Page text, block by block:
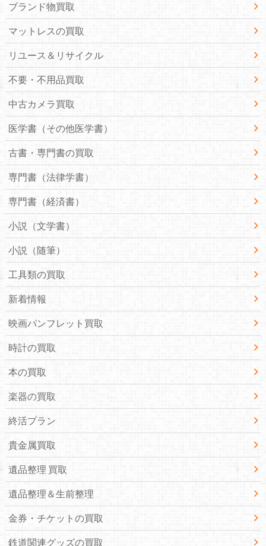
ブランド物買取
マットレスの買取
リユース＆リサイクル
不要・不用品買取
中古カメラ買取
医学書（その他医学書）
古書・専門書の買取
専門書（法律学書）
専門書（経済書）
小説（文学書）
小説（随筆）
工具類の買取
新着情報
映画パンフレット買取
時計の買取
本の買取
楽器の買取
終活プラン
貴金属買取
遺品整理 買取
遺品整理＆生前整理
金券・チケットの買取
鉄道関連グッズの買取